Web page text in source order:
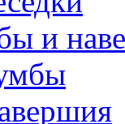
и